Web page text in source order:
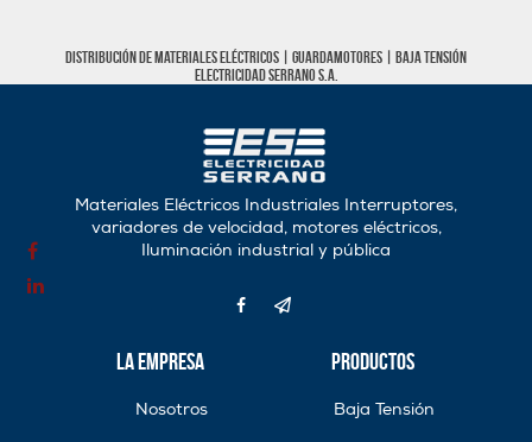
Distribución de materiales eléctricos | Guardamotores | Baja tensión
Electricidad Serrano S.A.
Materiales Eléctricos Industriales Interruptores,
variadores de velocidad, motores eléctricos,
Iluminación industrial y pública
La Empresa
Nosotros
Productos
Baja Tensión